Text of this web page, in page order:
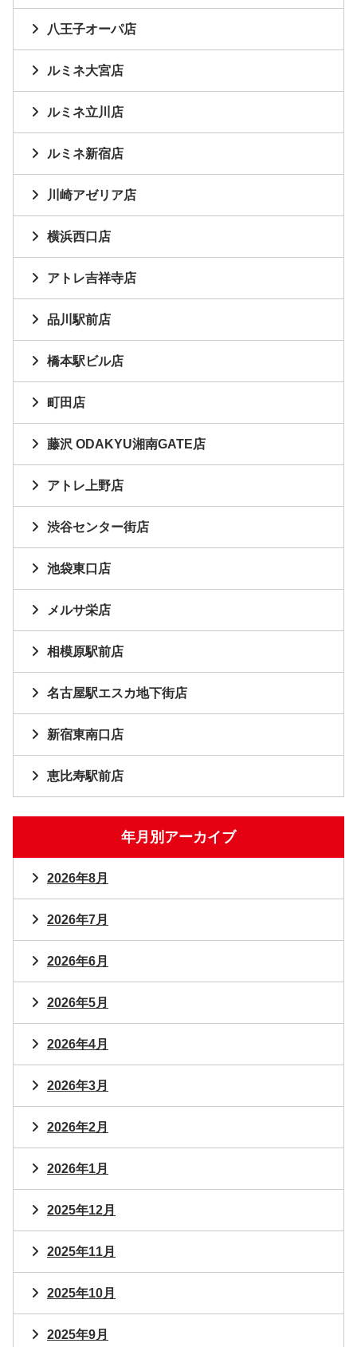
八王子オーパ店
ルミネ大宮店
ルミネ立川店
ルミネ新宿店
川崎アゼリア店
横浜西口店
アトレ吉祥寺店
品川駅前店
橋本駅ビル店
町田店
藤沢 ODAKYU湘南GATE店
アトレ上野店
渋谷センター街店
池袋東口店
メルサ栄店
相模原駅前店
名古屋駅エスカ地下街店
新宿東南口店
恵比寿駅前店
年月別アーカイブ
2026年8月
2026年7月
2026年6月
2026年5月
2026年4月
2026年3月
2026年2月
2026年1月
2025年12月
2025年11月
2025年10月
2025年9月